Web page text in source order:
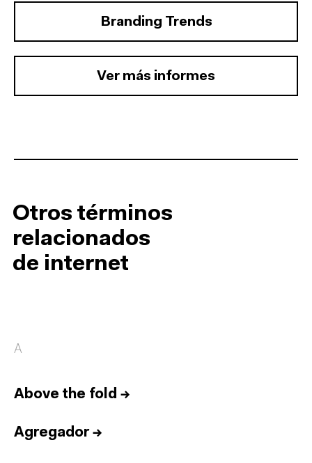
Branding Trends
Ver más informes
Otros términos
relacionados
de internet
A
Above the fold →
Agregador→